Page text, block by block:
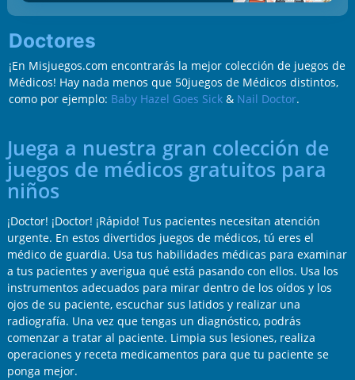
Doctores
¡En Misjuegos.com encontrarás la mejor colección de juegos de
Médicos! Hay nada menos que 50juegos de Médicos distintos,
como por ejemplo: Baby Hazel Goes Sick& Nail Doctor.
Juega a nuestra gran colección de
juegos de médicos gratuitos para
niños
¡Doctor! ¡Doctor! ¡Rápido! Tus pacientes necesitan atención
urgente. En estos divertidos juegos de médicos, tú eres el
médico de guardia. Usa tus habilidades médicas para examinar
a tus pacientes y averigua qué está pasando con ellos. Usa los
instrumentos adecuados para mirar dentro de los oídos y los
ojos de su paciente, escuchar sus latidos y realizar una
radiografía. Una vez que tengas un diagnóstico, podrás
comenzar a tratar al paciente. Limpia sus lesiones, realiza
operaciones y receta medicamentos para que tu paciente se
ponga mejor.